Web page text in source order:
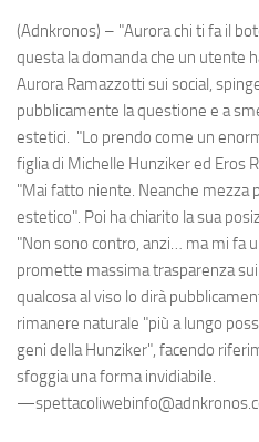
(Adnkronos) – "Aurora chi ti fa il
questa la domanda che un utente
Aurora Ramazzotti sui social,
pubblicamente la questione e a
estetici. "Lo prendo come un
figlia di Michelle Hunziker ed Eros
"Mai fatto niente. Neanche
estetico". Poi ha chiarito la sua
"Non sono contro, anzi… ma mi fa
promette massima trasparenza
qualcosa al viso lo dirà
rimanere naturale "più a lungo
geni della Hunziker", facendo
sfoggia una forma invidiabile.